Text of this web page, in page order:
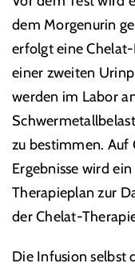
dem Morgenurin
erfolgt eine
einer zweiten
werden im Labor
zu bestimmen. Auf
Ergebnisse wird
Therapieplan zur
der Chelat-
Die Infusion selbst